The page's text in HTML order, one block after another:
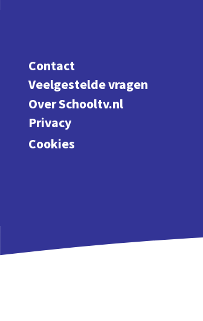
Contact
Veelgestelde vragen
Over Schooltv.nl
Privacy
Cookies